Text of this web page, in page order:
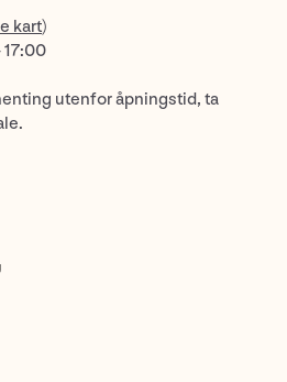
kart)
17:00
utenfor åpningstid, ta